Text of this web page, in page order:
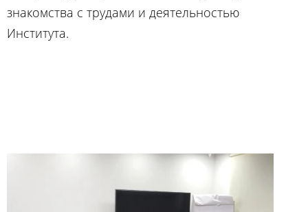
знакомства с трудами и деятельностью
Института.